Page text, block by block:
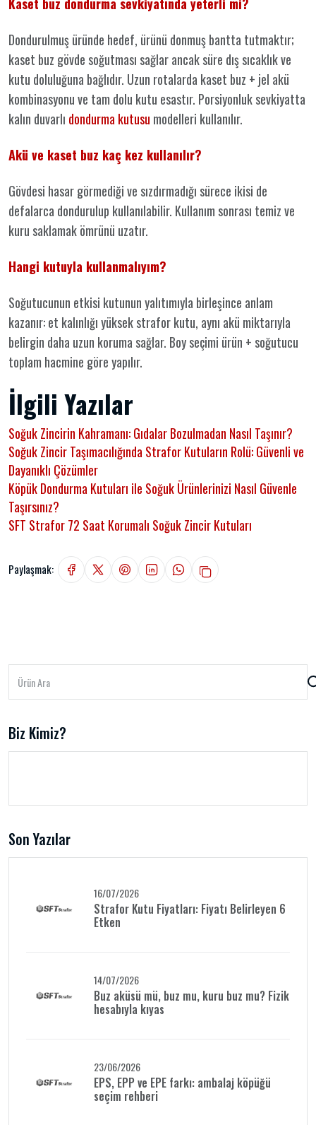
Dondurulmuş üründe hedef, ürünü donmuş bantta tutmaktır;
kaset buz gövde soğutması sağlar ancak süre dış sıcaklık ve
kutu doluluğuna bağlıdır. Uzun rotalarda kaset buz + jel akü
kombinasyonu ve tam dolu kutu esastır. Porsiyonluk sevkiyatta
kalın duvarlı dondurma kutusu modelleri kullanılır.
Akü ve kaset buz kaç kez kullanılır?
Gövdesi hasar görmediği ve sızdırmadığı sürece ikisi de
defalarca dondurulup kullanılabilir. Kullanım sonrası temiz ve
kuru saklamak ömrünü uzatır.
Hangi kutuyla kullanmalıyım?
Soğutucunun etkisi kutunun yalıtımıyla birleşince anlam
kazanır: et kalınlığı yüksek strafor kutu, aynı akü miktarıyla
belirgin daha uzun koruma sağlar. Boy seçimi ürün + soğutucu
toplam hacmine göre yapılır.
İlgili Yazılar
Soğuk Zincirin Kahramanı: Gıdalar Bozulmadan Nasıl Taşınır?
Soğuk Zincir Taşımacılığında Strafor Kutuların Rolü: Güvenli ve
Dayanıklı Çözümler
Köpük Dondurma Kutuları ile Soğuk Ürünlerinizi Nasıl Güvenle
Taşırsınız?
SFT Strafor 72 Saat Korumalı Soğuk Zincir Kutuları
Paylaşmak:
Biz Kimiz?
Son Yazılar
16/07/2026
Strafor Kutu Fiyatları: Fiyatı Belirleyen 6
Etken
14/07/2026
Buz aküsü mü, buz mu, kuru buz mu? Fizik
hesabıyla kıyas
23/06/2026
EPS, EPP ve EPE farkı: ambalaj köpüğü
seçim rehberi